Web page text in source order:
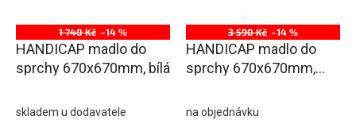
1 740 Kč –14 %
HANDICAP madlo do
sprchy 670x670mm, bílá
skladem u dodavatele
3 590 Kč –14 %
HANDICAP madlo do
sprchy 670x670mm,
na objednávku